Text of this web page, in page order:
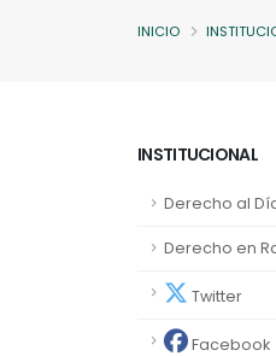
INICIO
INSTITUCIONAL
Derecho al
Derecho en
Twitter
Facebook